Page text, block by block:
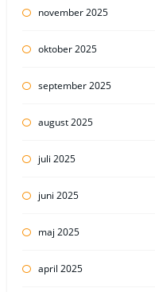
november 2025
oktober 2025
september 2025
august 2025
juli 2025
juni 2025
maj 2025
april 2025